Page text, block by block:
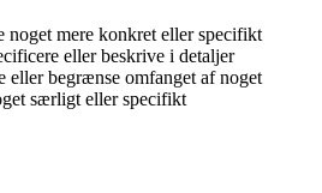
noget mere konkret eller specifikt
eller beskrive i detaljer
eller begrænse omfanget af noget
særligt eller specifikt